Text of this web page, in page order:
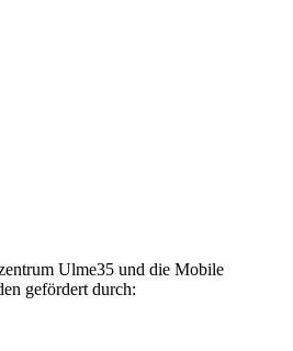
Ulme35 und die Mobile
gefördert durch: